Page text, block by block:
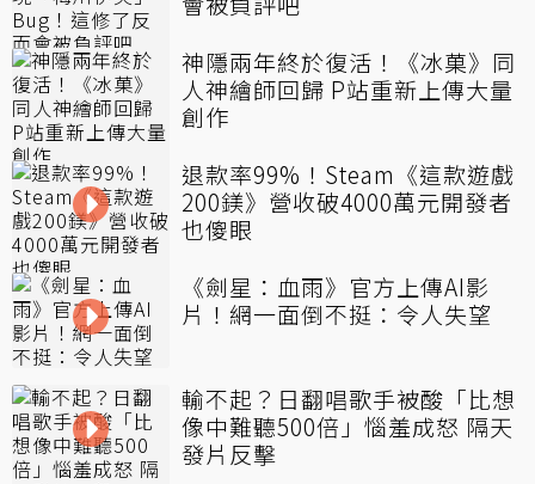
神隱兩年終於復活！《冰菓》同
人神繪師回歸 P站重新上傳大量
創作
退款率99%！Steam《這款遊戲
200鎂》營收破4000萬元開發者
也傻眼
《劍星：血雨》官方上傳AI影
片！網一面倒不挺：令人失望
輸不起？日翻唱歌手被酸「比想
像中難聽500倍」惱羞成怒 隔天
發片反擊